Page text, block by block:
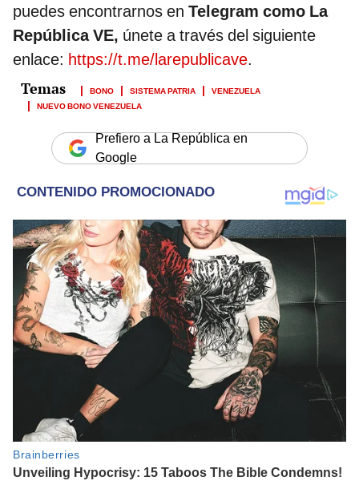
puedes encontrarnos en Telegram como La
República VE, únete a través del siguiente
enlace: https://t.me/larepublicave.
BONO SISTEMA PATRIA
VENEZUELA
NUEVO BONO VENEZUELA
Prefiero a La República en
Google